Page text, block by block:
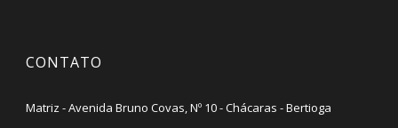
CONTATO
Matriz - Avenida Bruno Covas, Nº 10 - Chácaras - Bertioga